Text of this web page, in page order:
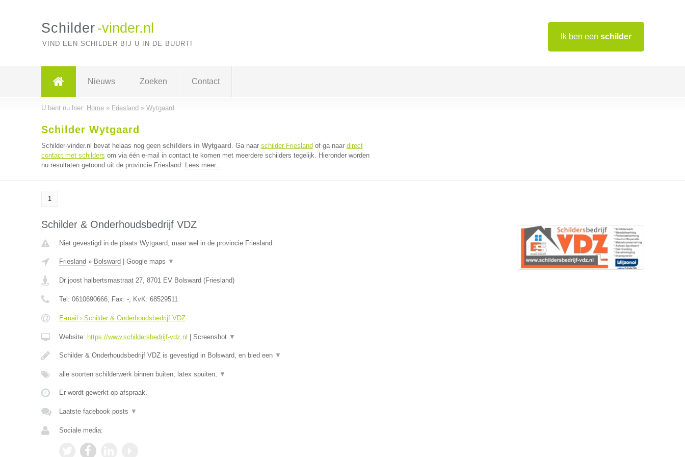
Ik ben een schilder
Schilder -vinder.nl
VIND EEN SCHILDER BIJ U IN DE BUURT!
Nieuws Zoeken Contact
U bent nu hier: Home» Friesland » Wytgaard
Schilder Wytgaard
Schilder-vinder.nl bevat helaas nog geen schilders in Wytgaard . Ga naar schilder Friesland of ga naar direct
contact met schilders om via één e-mail in contact te komen met meerdere schilders tegelijk. Hieronder worden
nu resultaten getoond uit de provincie Friesland. Lees meer...
1
Schilder & Onderhoudsbedrijf VDZ
Niet gevestigd in de plaats Wytgaard, maar wel in de provincie Friesland.
Friesland » Bolsward Google maps ▼
Dr joost halbertsmastraat 27, 8701 EV Bolsward (Friesland)
Tel: 0610690666, Fax: -, KvK: 68529511
E-mail › Schilder & Onderhoudsbedrijf VDZ
Website: https://www.schildersbedrijf-vdz.nl Screenshot ▼
Schilder & Onderhoudsbedrijf VDZ is gevestigd in Bolsward, en bied een ▼
alle soorten schilderwerk binnen buiten, latex spuiten, ▼
Er wordt gewerkt op afspraak.
Laatste facebook posts ▼
Sociale media: